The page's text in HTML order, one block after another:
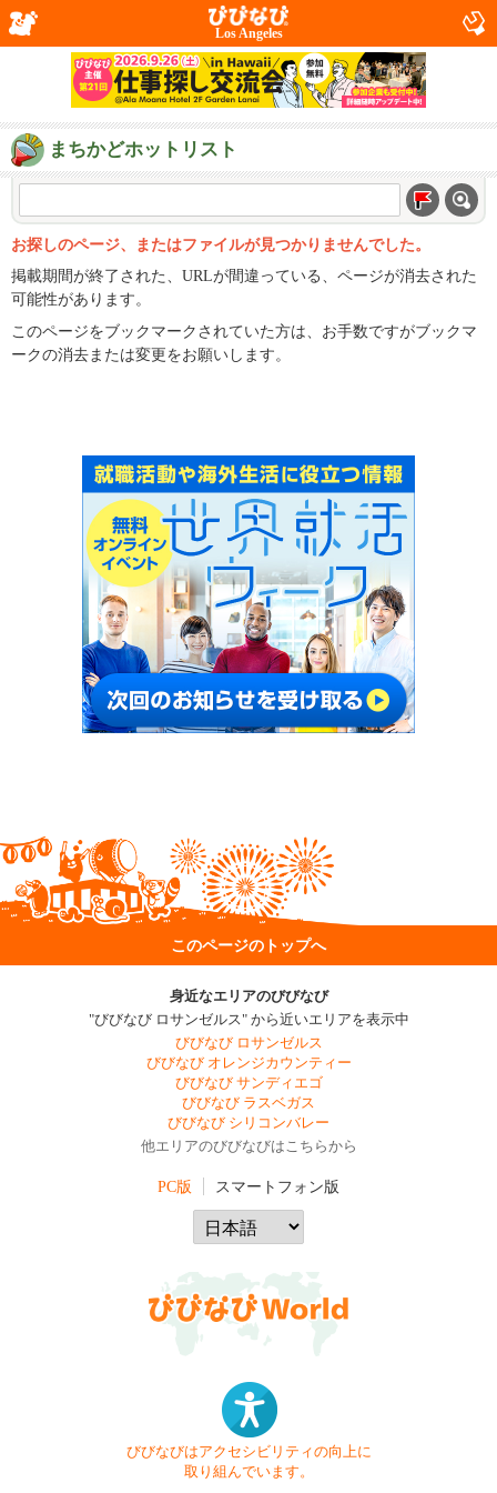
Los Angeles
まちかどホットリスト
お探しのページ、またはファイルが見つかりませんでした。
掲載期間が終了された、URLが間違っている、ページが消去された
可能性があります。
このページをブックマークされていた方は、お手数ですがブックマ
ークの消去または変更をお願いします。
このページのトップへ
身近なエリアのびびなび
"びびなび ロサンゼルス" から近いエリアを表示中
びびなび ロサンゼルス
びびなび オレンジカウンティー
びびなび サンディエゴ
びびなび ラスベガス
びびなび シリコンバレー
他エリアのびびなびはこちらから
PC版 スマートフォン版
びびなびはアクセシビリティの向上に
取り組んでいます。